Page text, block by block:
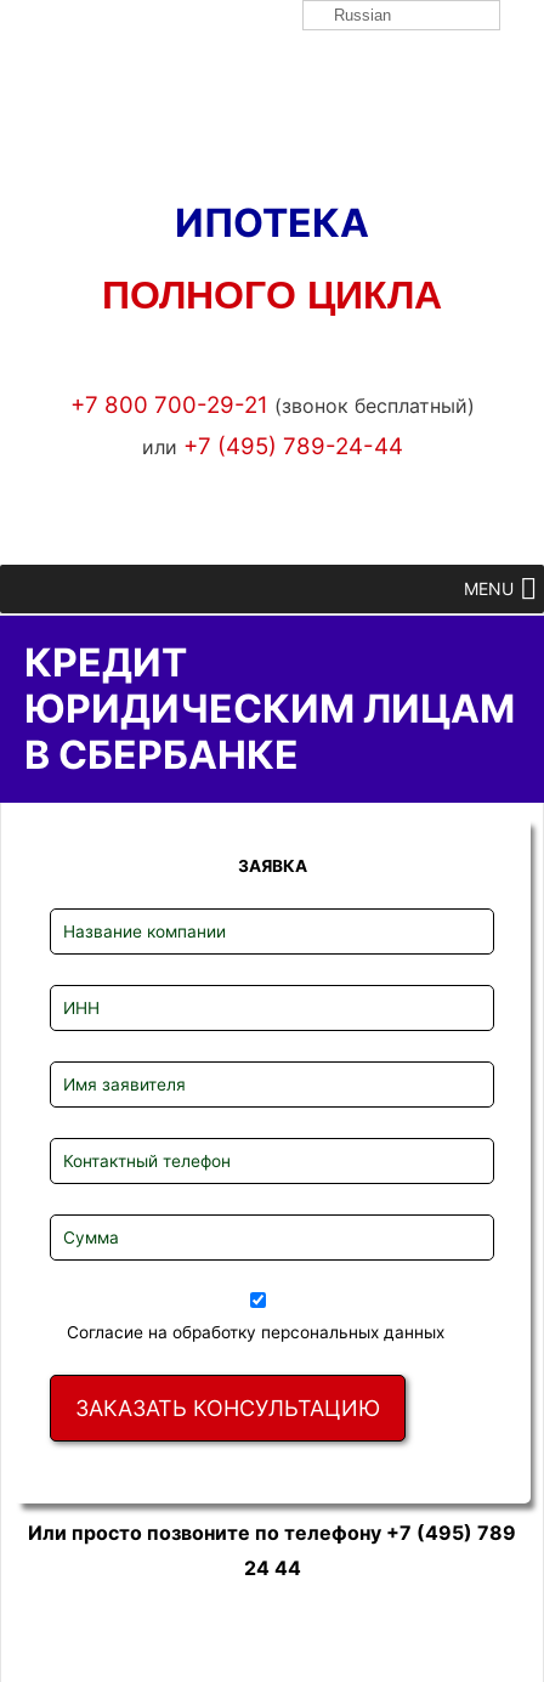
ИПОТЕКА
ПОЛНОГО ЦИКЛА
+7 800 700-29-21 (звонок бесплатный)
или +7 (495) 789-24-44
MENU
КРЕДИТ
ЮРИДИЧЕСКИМ ЛИЦАМ
В СБЕРБАНКЕ
ЗАЯВКА
Согласие на обработку персональных данных
Или просто позвоните по телефону +7 (495) 789
24 44
Russian